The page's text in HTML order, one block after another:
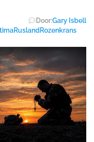
Door:Gary Isbell
RuslandRozenkrans